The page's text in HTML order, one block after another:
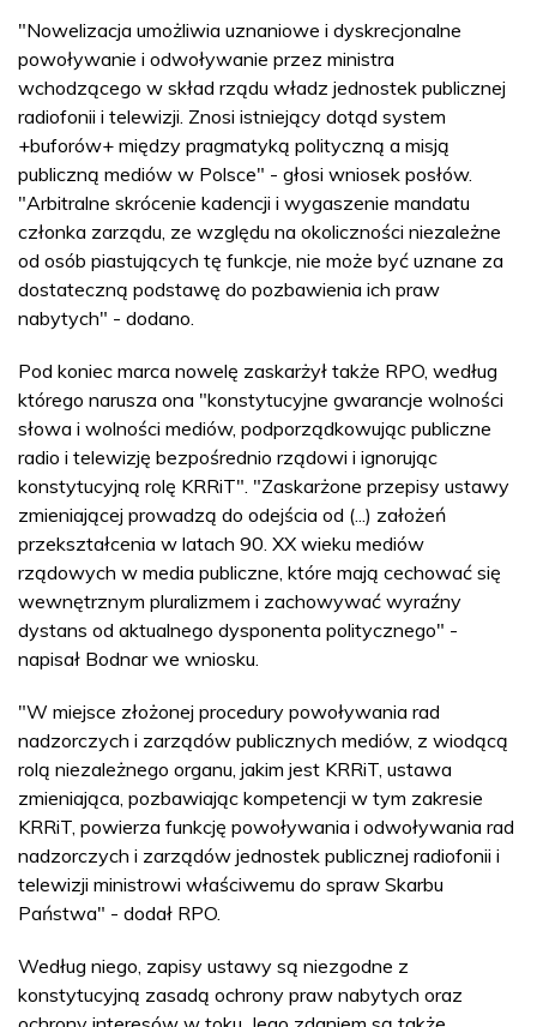
"Nowelizacja umożliwia uznaniowe i dyskrecjonalne
powoływanie i odwoływanie przez ministra
wchodzącego w skład rządu władz jednostek publicznej
radiofonii i telewizji. Znosi istniejący dotąd system
+buforów+ między pragmatyką polityczną a misją
publiczną mediów w Polsce" - głosi wniosek posłów.
"Arbitralne skrócenie kadencji i wygaszenie mandatu
członka zarządu, ze względu na okoliczności niezależne
od osób piastujących tę funkcje, nie może być uznane za
dostateczną podstawę do pozbawienia ich praw
nabytych" - dodano.
Pod koniec marca nowelę zaskarżył także RPO, według
którego narusza ona "konstytucyjne gwarancje wolności
słowa i wolności mediów, podporządkowując publiczne
radio i telewizję bezpośrednio rządowi i ignorując
konstytucyjną rolę KRRiT". "Zaskarżone przepisy ustawy
zmieniającej prowadzą do odejścia od (...) założeń
przekształcenia w latach 90. XX wieku mediów
rządowych w media publiczne, które mają cechować się
wewnętrznym pluralizmem i zachowywać wyraźny
dystans od aktualnego dysponenta politycznego" -
napisał Bodnar we wniosku.
"W miejsce złożonej procedury powoływania rad
nadzorczych i zarządów publicznych mediów, z wiodącą
rolą niezależnego organu, jakim jest KRRiT, ustawa
zmieniająca, pozbawiając kompetencji w tym zakresie
KRRiT, powierza funkcję powoływania i odwoływania rad
nadzorczych i zarządów jednostek publicznej radiofonii i
telewizji ministrowi właściwemu do spraw Skarbu
Państwa" - dodał RPO.
Według niego, zapisy ustawy są niezgodne z
konstytucyjną zasadą ochrony praw nabytych oraz